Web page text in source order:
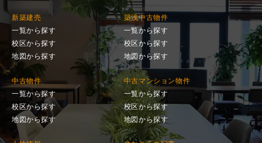
新築建売
一覧から探す
校区から探す
地図から探す
築浅中古物件
一覧から探す
校区から探す
地図から探す
中古物件
一覧から探す
校区から探す
地図から探す
中古マンション物件
一覧から探す
校区から探す
地図から探す